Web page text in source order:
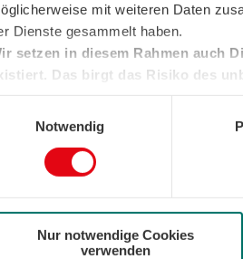
mit weiteren Daten
Dienste gesammelt haben.
setzen in diesem Rahmen auch
Das birgt das Risiko des
Rechtsmittel und den
Informationen finden Sie
den Einsatz der Cookies auf das
Notwendig
Nur notwendige Cookies
verwenden
2027
2027